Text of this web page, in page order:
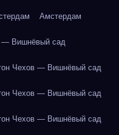
Амстердам
— Вишнёвый сад
Чехов — Вишнёвый сад
Чехов — Вишнёвый сад
Чехов — Вишнёвый сад